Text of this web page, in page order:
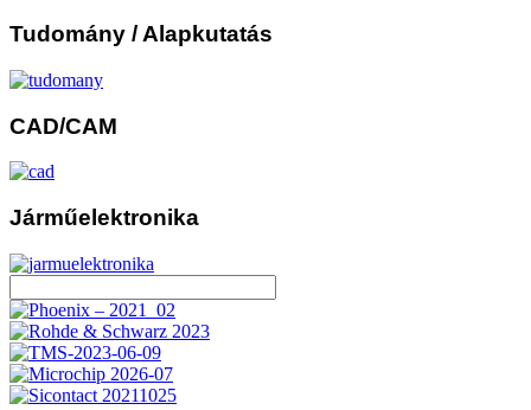
Tudomány / Alapkutatás
CAD/CAM
Járműelektronika